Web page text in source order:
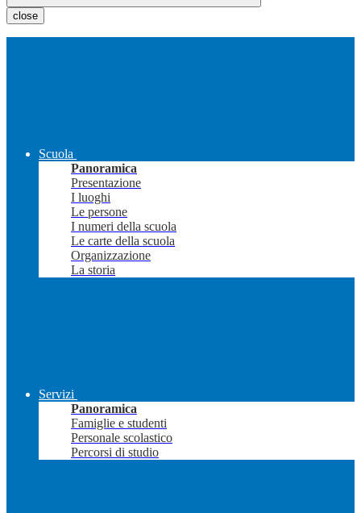
close
Scuola
Panoramica
Presentazione
I luoghi
Le persone
I numeri della scuola
Le carte della scuola
Organizzazione
La storia
Servizi
Panoramica
Famiglie e studenti
Personale scolastico
Percorsi di studio